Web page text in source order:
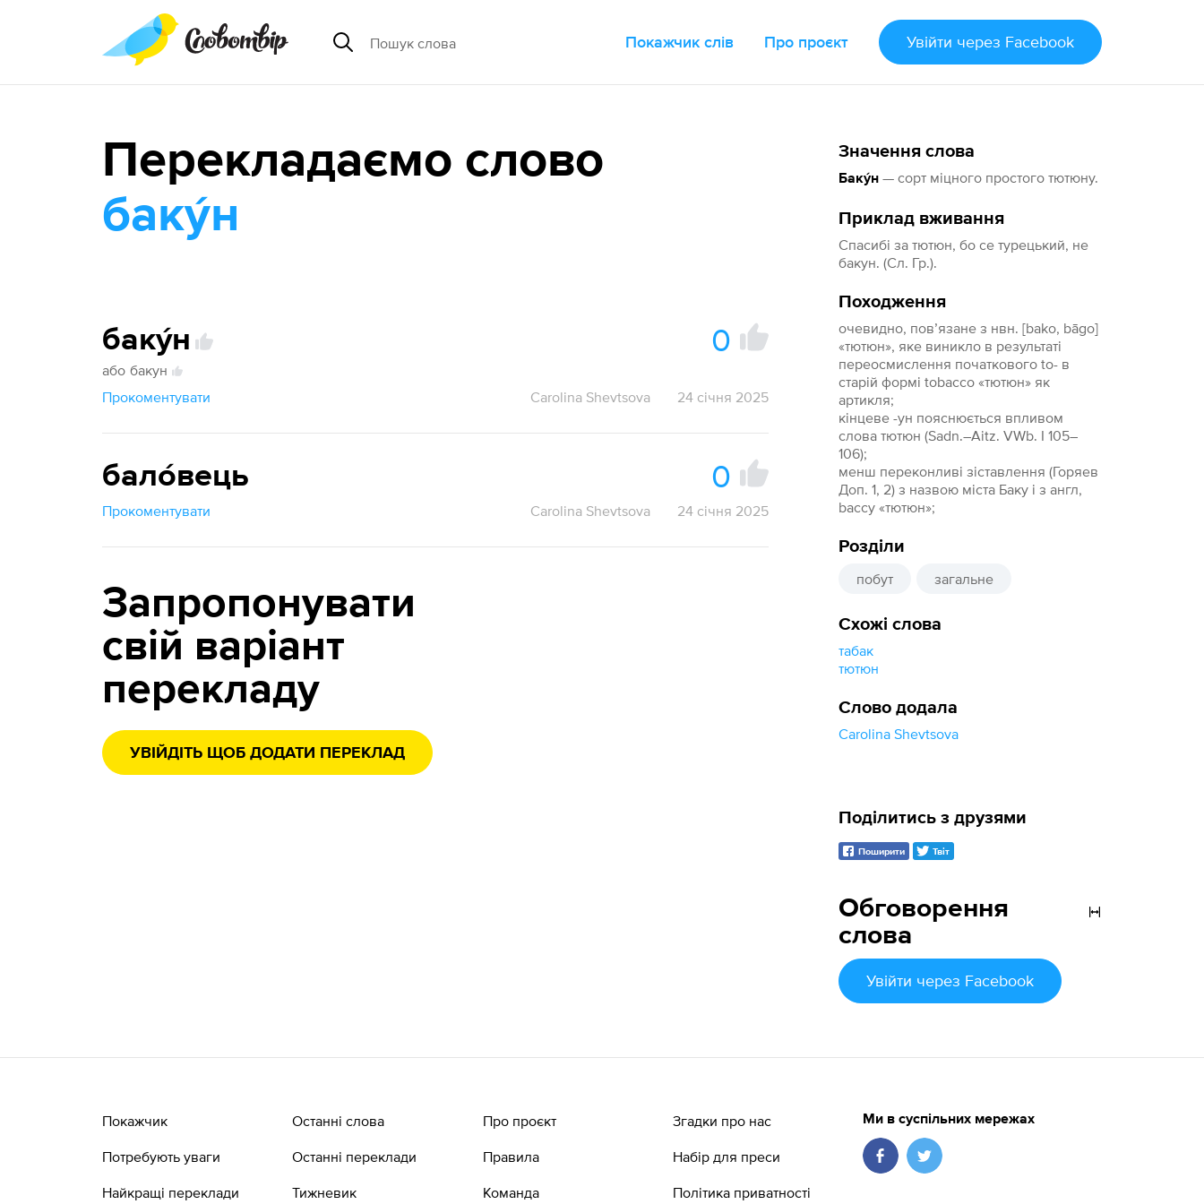
Покажчик слів Про проєкт Увійти через Facebook
Значення слова
Баку́н — сорт міцного простого тютюну.
Приклад вживання
Спасибі за тютюн, бо се турецький, не
бакун. (Сл. Гр.).
Походження
очевидно, пов’язане з нвн. [bako, bāgo]
«тютюн», яке виникло в результаті
переосмислення початкового to- в
старій формі tobacco «тютюн» як
артикля;
кінцеве -ун пояснюється впливом
слова тютюн (Sadn.–Aitz. VWb. І 105–
106);
менш переконливі зіставлення (Горяев
Доп. 1, 2) з назвою міста Баку і з англ,
baccy «тютюн»;
Розділи
побут загальне
Схожі слова
табак
тютюн
Слово додала
Carolina Shevtsova
Перекладаємо слово
баку́н
баку́н 0
або бакун
Прокоментувати
Carolina Shevtsova 24 січня 2025
бало́вець 0
Прокоментувати Carolina Shevtsova 24 січня 2025
Запропонувати
свій варіант
перекладу
УВІЙДІТЬ ЩОБ ДОДАТИ ПЕРЕКЛАД
Обговорення
слова
Увійти через Facebook
Поділитись з друзями
Поширити Твіт
Покажчик
Потребують уваги
Найкращі переклади
Останні слова
Останні переклади
Тижневик
Про проєкт
Правила
Команда
Згадки про нас
Набір для преси
Політика приватності
Ми в суспільних мережах